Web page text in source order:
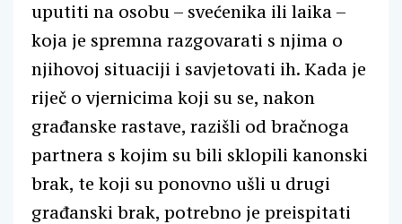
uputiti na osobu – svećenika ili laika –
koja je spremna razgovarati s njima o
njihovoj situaciji i savjetovati ih. Kada je
riječ o vjernicima koji su se, nakon
građanske rastave, razišli od bračnoga
partnera s kojim su bili sklopili kanonski
brak, te koji su ponovno ušli u drugi
građanski brak, potrebno je preispitati